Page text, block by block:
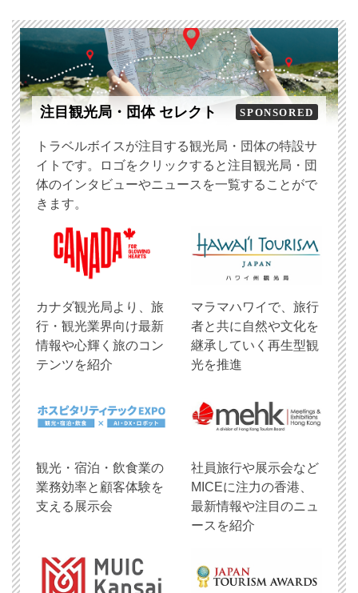
注目観光局・団体 セレクト SPONSORED
トラベルボイスが注目する観光局・団体の特設サ
イトです。ロゴをクリックすると注目観光局・団
体のインタビューやニュースを一覧することがで
きます。
​カナダ観光局より、旅
行・観光業界向け最新
情報や心輝く旅のコン
テンツを紹介
マラマハワイで、旅行
者と共に自然や文化を
継承していく再生型観
光を推進
観光・宿泊・飲食業の
業務効率と顧客体験を
支える展示会
社員旅行や展示会など
MICEに注力の香港、
最新情報や注目のニュ
ースを紹介